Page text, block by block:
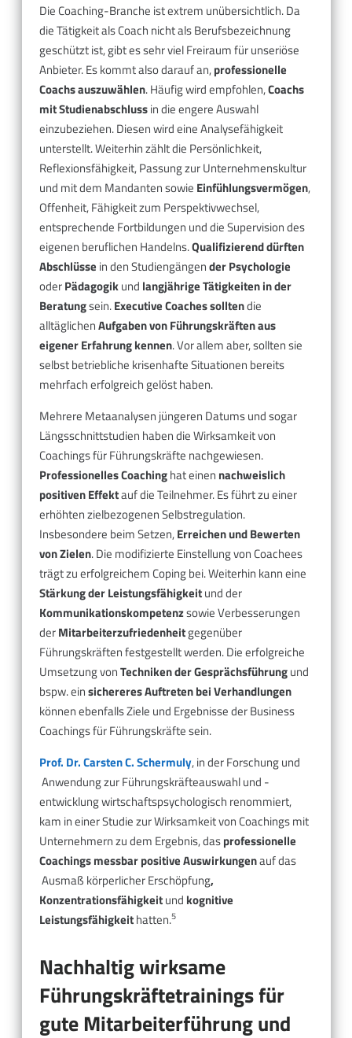
Die Coaching-Branche ist extrem unübersichtlich. Da
die Tätigkeit als Coach nicht als Berufsbezeichnung
geschützt ist, gibt es sehr viel Freiraum für unseriöse
Anbieter. Es kommt also darauf an,professionelle
Coachs auszuwählen. Häufig wird empfohlen,Coachs
mit Studienabschlussin die engere Auswahl
einzubeziehen. Diesen wird eine Analysefähigkeit
unterstellt. Weiterhin zählt die Persönlichkeit,
Reflexionsfähigkeit, Passung zur Unternehmenskultur
und mit dem Mandanten sowie Einfühlungsvermögen,
Offenheit, Fähigkeit zum Perspektivwechsel,
entsprechende Fortbildungen und die Supervision des
eigenen beruflichen Handelns.Qualifizierend dürften
Abschlüsse in den Studiengängender Psychologie
oderPädagogikund langjährige Tätigkeiten in der
Beratungsein.Executive Coaches solltendie
alltäglichenAufgaben von Führungskräften aus
eigener Erfahrung kennen. Vor allem aber, sollten sie
selbst betriebliche krisenhafte Situationen bereits
mehrfach erfolgreich gelöst haben.
Mehrere Metaanalysen jüngeren Datums und sogar
Längsschnittstudien haben die Wirksamkeit von
Coachings für Führungskräfte nachgewiesen.
ProfessionellesCoachinghat einen nachweislich
positiven Effektauf die Teilnehmer. Es führt zu einer
erhöhten zielbezogenen Selbstregulation.
Insbesondere beim Setzen,Erreichen und Bewerten
von Zielen. Die modifizierte Einstellung von Coachees
trägt zu erfolgreichem Coping bei. Weiterhin kann eine
Stärkung der Leistungsfähigkeitund der
Kommunikationskompetenzsowie Verbesserungen
derMitarbeiterzufriedenheitgegenüber
Führungskräften festgestellt werden. Die erfolgreiche
Umsetzung vonTechniken der Gesprächsführungund
bspw. einsichereres Auftreten bei Verhandlungen
können ebenfalls Ziele und Ergebnisse der Business
Coachings für Führungskräfte sein.
Prof. Dr. Carsten C. Schermuly, in der Forschung und
Anwendung zur Führungskräfteauswahl und -
entwicklung wirtschaftspsychologisch renommiert,
kam in einer Studie zur Wirksamkeit von Coachings mit
Unternehmern zu dem Ergebnis, dasprofessionelle
Coachings messbar positive Auswirkungenauf das
Ausmaß körperlicher Erschöpfung,
Konzentrationsfähigkeitund kognitive
Leistungsfähigkeithatten.5
Nachhaltig wirksame
Führungskräftetrainings für
gute Mitarbeiterführung und